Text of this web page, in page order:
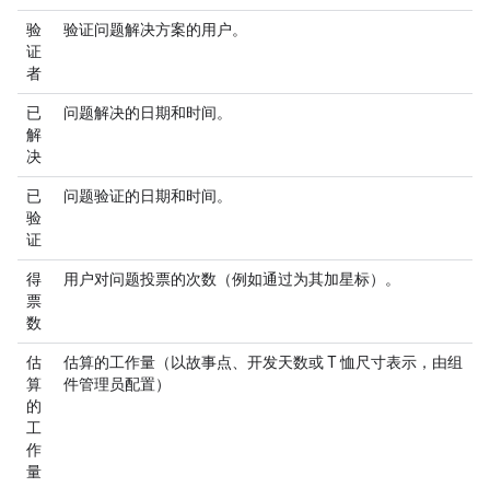
验
证
者
验证问题解决方案的用户。
已
解
决
问题解决的日期和时间。
已
验
证
问题验证的日期和时间。
得
票
数
用户对问题投票的次数（例如通过为其加星标）。
估
算
的
工
作
量
估算的工作量（以故事点、开发天数或 T 恤尺寸表示，由组
件管理员配置）